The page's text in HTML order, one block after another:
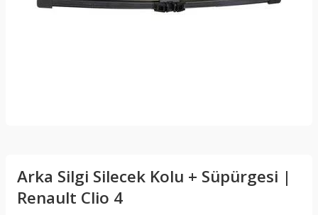
Arka Silgi Silecek Kolu + Süpürgesi |
Renault Clio 4